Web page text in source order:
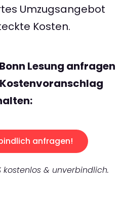
Umzugsangebot
Kosten.
Lesung anfragen
anfragen!
kostenlos & unverbindlich.